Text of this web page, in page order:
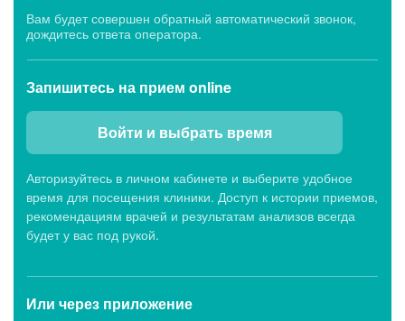
Вам будет совершен обратный автоматический звонок,
дождитесь ответа оператора.
Запишитесь на прием online
Войти и выбрать время
Авторизуйтесь в личном кабинете и выберите удобное
время для посещения клиники. Доступ к истории приемов,
рекомендациям врачей и результатам анализов всегда
будет у вас под рукой.
Или через приложение